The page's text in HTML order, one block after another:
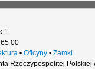
1
00
• Oficyny• Zamki
Rzeczypospolitej